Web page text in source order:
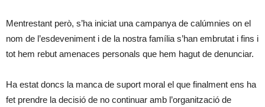
Mentrestant però, s’ha iniciat una campanya de calúmnies on el
nom de l’esdeveniment i de la nostra família s’han embrutat i fins i
tot hem rebut amenaces personals que hem hagut de denunciar.
Ha estat doncs la manca de suport moral el que finalment ens ha
fet prendre la decisió de no continuar amb l’organització de